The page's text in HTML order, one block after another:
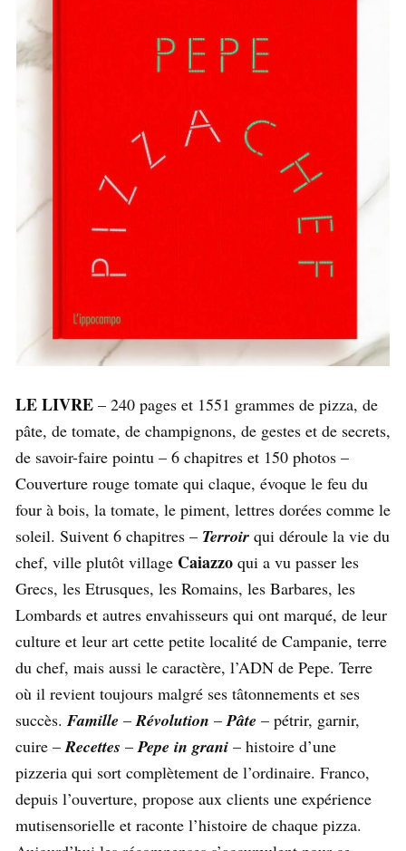
LE LIVRE – 240 pages et 1551 grammes de pizza, de
pâte, de tomate, de champignons, de gestes et de secrets,
de savoir-faire pointu – 6 chapitres et 150 photos –
Couverture rouge tomate qui claque, évoque le feu du
four à bois, la tomate, le piment, lettres dorées comme le
soleil. Suivent 6 chapitres – Terroir qui déroule la vie du
chef, ville plutôt village Caiazzo qui a vu passer les
Grecs, les Etrusques, les Romains, les Barbares, les
Lombards et autres envahisseurs qui ont marqué, de leur
culture et leur art cette petite localité de Campanie, terre
du chef, mais aussi le caractère, l’ADN de Pepe. Terre
où il revient toujours malgré ses tâtonnements et ses
succès.Famille –Révolution –Pâte – pétrir, garnir,
cuire –Recettes –Pepe in grani – histoire d’une
pizzeria qui sort complètement de l’ordinaire. Franco,
depuis l’ouverture, propose aux clients une expérience
mutisensorielle et raconte l’histoire de chaque pizza.